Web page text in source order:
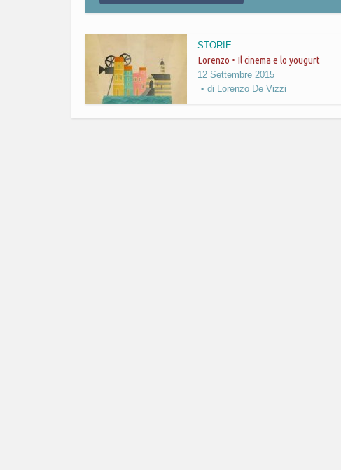
STORIE
Lorenzo • Il cinema e lo yougurt
12 Settembre 2015
di Lorenzo De Vizzi